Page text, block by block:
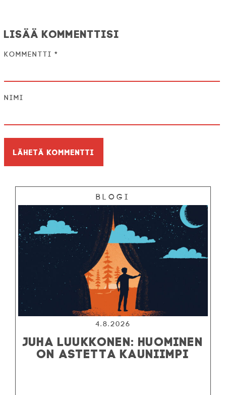
Lisää kommenttisi
Kommentti *
Nimi
Blogi
4.8.2026
JUHA LUUKKONEN: HUOMINEN
ON ASTETTA KAUNIIMPI